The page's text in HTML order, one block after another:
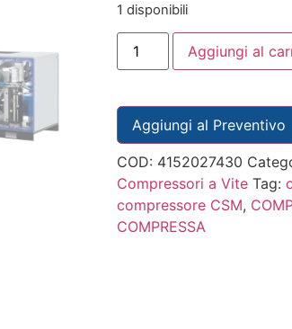
1 disponibili
Aggiungi al
Aggiungi al Preventivo
COD: 4152027430
Compressori a Vite Tag:
compressore CSM,
COMPRESSA